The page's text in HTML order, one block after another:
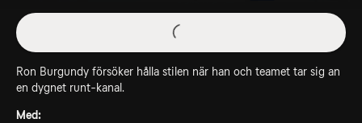
Ron Burgundy försöker hålla stilen när han och teamet tar sig an
en dygnet runt-kanal.
Med: